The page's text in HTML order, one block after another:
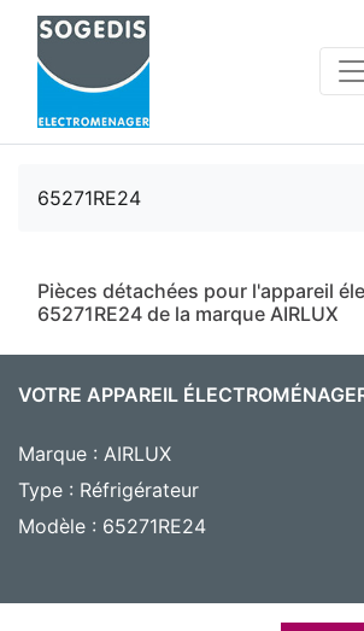
65271RE24
Pièces détachées pour l'appareil
65271RE24 de la marque AIRLUX
VOTRE APPAREIL
Marque : AIRLUX
Type : Réfrigérateur
Modèle : 65271RE24